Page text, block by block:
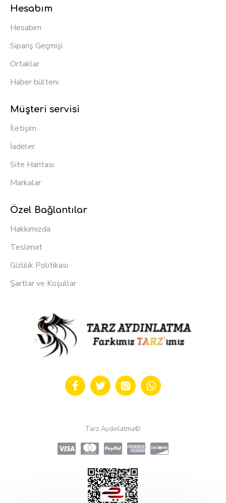
Hesabım
Hesabım
Sipariş Geçmişi
Ortaklar
Haber bülteni
Müşteri servisi
İletişim
İadeler
Site Haritası
Markalar
Özel Bağlantılar
Hakkımızda
Teslimat
Gizlilik Politikası
Şartlar ve Koşullar
Tarz Aydınlatma©